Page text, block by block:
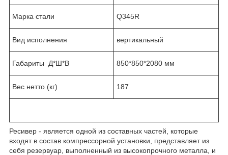
Марка стали Q345R
Вид исполнения вертикальный
Габариты Д*Ш*В 850*850*2080 мм
Вес нетто (кг) 187
Ресивер - является одной из составных частей, которые
входят в состав компрессорной установки, представляет из
себя резервуар, выполненный из высокопрочного металла, и